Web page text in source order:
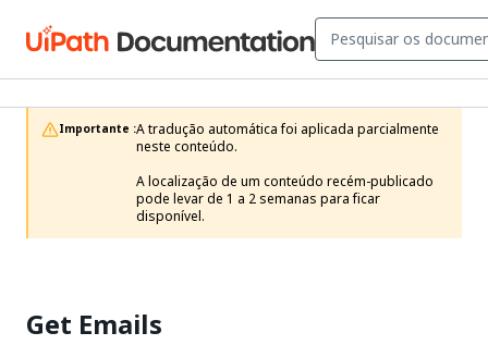
Importante :A tradução automática foi aplicada parcialmente
neste conteúdo.
A localização de um conteúdo recém-publicado
pode levar de 1 a 2 semanas para ficar
disponível.
Get Emails